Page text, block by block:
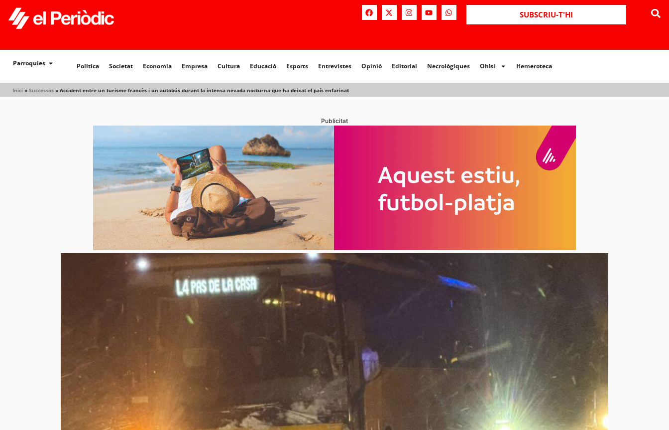
SUBSCRIU-T'HI
Parroquies Política Societat Economia Empresa Cultura Educació Esports Entrevistes Opinió Editorial Necrològiques Oh!si Hemeroteca
Inici » Successos » Accident entre un turisme francès i un autobús durant la intensa nevada nocturna que ha deixat el país enfarinat
Política Societat Opinió Editorial Necrològiques Hemeroteca
Publicitat